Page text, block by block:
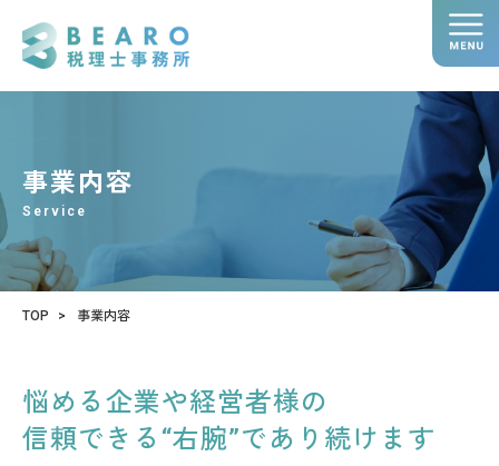
事業内容
Service
TOP 事業内容
悩める企業や経営者様の
信頼できる“右腕”であり続けます